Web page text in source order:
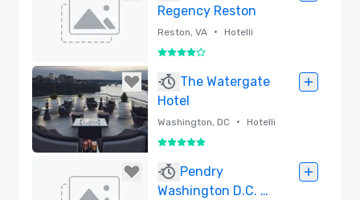
Poistettu
Regency Reston
Reston, VA • Hotelli
4 / 5
The Watergate
Hotel
Washington, DC • Hotelli
5 / 5
Pendry
Washington D.C. –